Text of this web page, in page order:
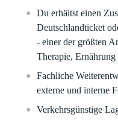
Du erhältst einen
Deutschlandticket
- einer der größten
Therapie,
Fachliche
externe und interne
Verkehrsgünstige